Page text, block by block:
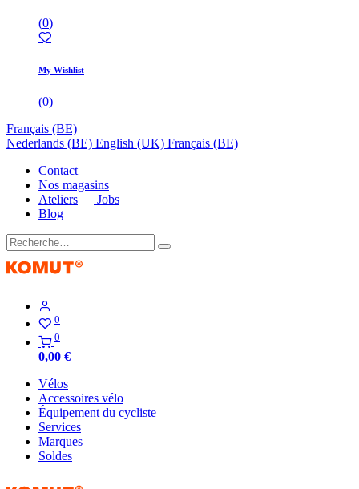
(0)
My Wishlist
(0)
Français (BE)
Nederlands (BE) English (UK) Français (BE)
Contact
Nos magasins
Ateliers
Jobs
Blog
0
0
0,00 €
Vélos
Accessoires vélo
Équipement du cycliste
Services
Marques
Soldes